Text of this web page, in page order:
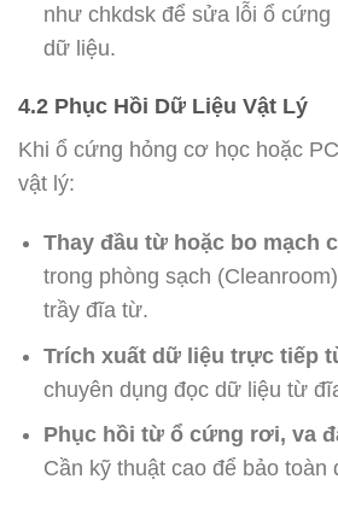
như chkdsk để sửa lỗi ổ cứng
dữ liệu.
4.2 Phục Hồi Dữ Liệu Vật Lý
Khi ổ cứng hỏng cơ học hoặc
vật lý:
Thay đầu từ hoặc bo mạch
trong phòng sạch
trầy đĩa từ.
Trích xuất dữ liệu trực tiếp
chuyên dụng đọc dữ liệu từ
Phục hồi từ ổ cứng rơi, va
Cần kỹ thuật cao để bảo toàn